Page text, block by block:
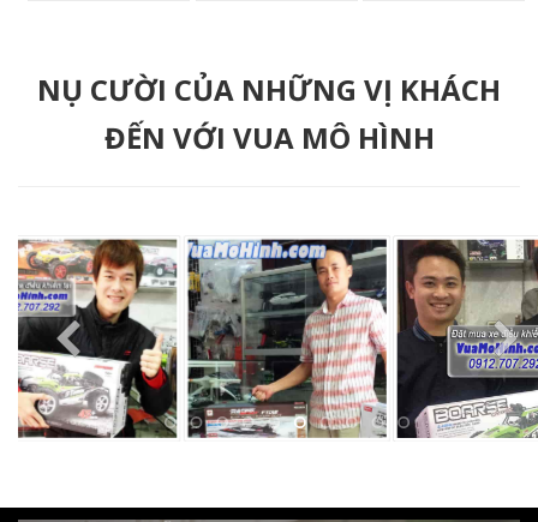
NỤ CƯỜI CỦA NHỮNG VỊ KHÁCH
ĐẾN VỚI VUA MÔ HÌNH